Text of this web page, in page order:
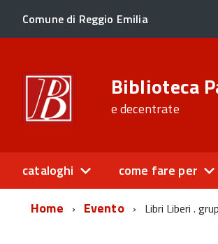
Comune di Reggio Emilia
Biblioteca
e decentrate
cataloghi come fare per
Home
Evento Libri Liberi .